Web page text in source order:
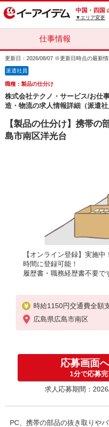
中国・四国
▼エリア変更
仕事情報
更新日：2026/08/07 ※更新日時点の最新
派遣社員
職種：製品の仕分け
株式会社テクノ・サービス/お仕
造・物流の求人情報詳細（派遣
【製品の仕分け】携帯の
島市南区洋光台
【オンライン登録】実施
時間に登録可能！
履歴書・職務経歴書不要で
時給1150円交通費全額
広島県広島市南区
応募画面
1分で応募
求人応募期間：
PC、携帯の部品の抜き取りや